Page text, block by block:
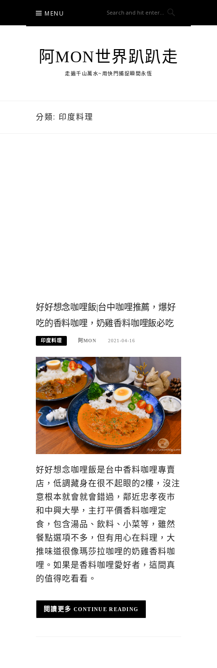
content
MENU
阿MON世界趴趴走
走遍千山萬水~用快門捕捉瞬間永恆
分類: 印度料理
好好想念咖哩飯|台中咖哩推薦，爆好
吃的香料咖哩，奶雞香料咖哩飯必吃
印度料理 阿MON 2021-04-16
好好想念咖哩飯是台中香料咖哩專賣
店，低調藏身在很不起眼的2樓，沒注
意根本就會就會錯過，鄰近忠孝夜市
和中興大學，主打平價香料咖哩定
食，包含湯品、飲料、小菜等，雖然
餐點選項不多，但有用心在料理，大
推味道很像瑪莎拉咖哩的奶雞香料咖
哩。如果是香料咖哩愛好者，這間真
的值得吃看看。
CONTINUE READING